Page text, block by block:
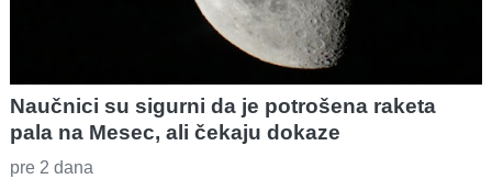
Naučnici su sigurni da je potrošena raketa
pala na Mesec, ali čekaju dokaze
pre 2 dana